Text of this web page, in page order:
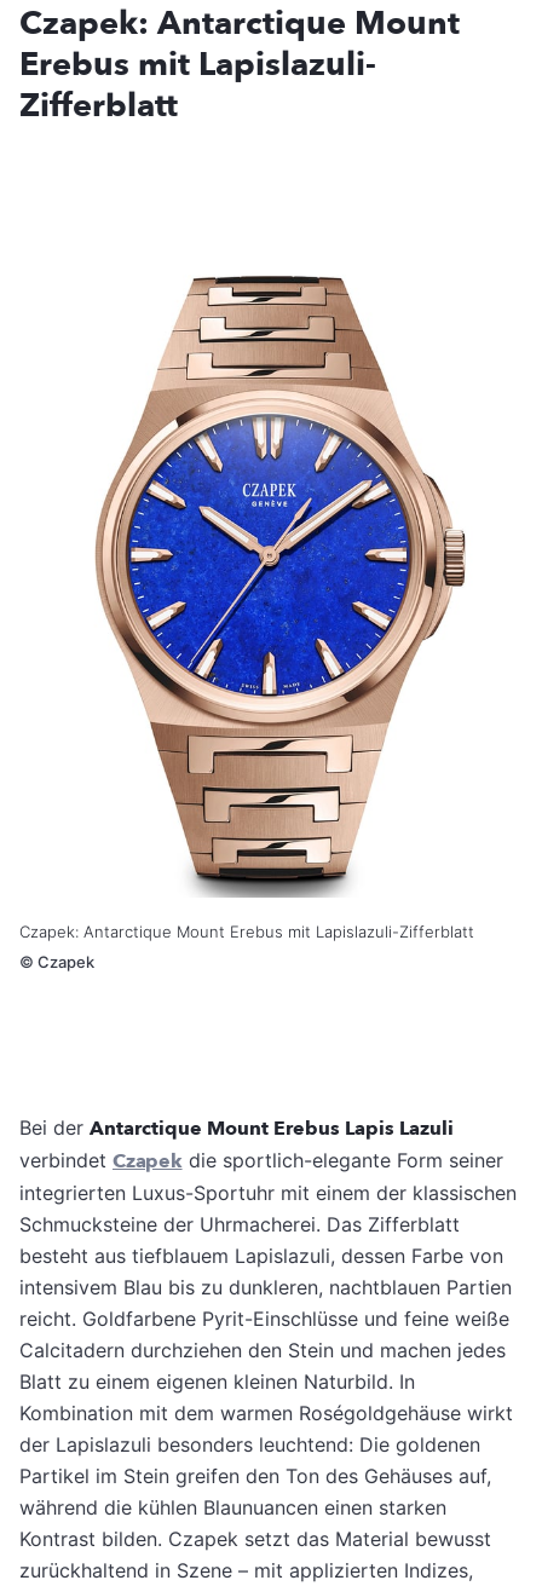
Czapek: Antarctique Mount
Erebus mit Lapislazuli-
Zifferblatt
Czapek: Antarctique Mount Erebus mit Lapislazuli-Zifferblatt
© Czapek
Bei der Antarctique Mount Erebus Lapis Lazuli
verbindet Czapekdie sportlich-elegante Form seiner
integrierten Luxus-Sportuhr mit einem der klassischen
Schmucksteine der Uhrmacherei. Das Zifferblatt
besteht aus tiefblauem Lapislazuli, dessen Farbe von
intensivem Blau bis zu dunkleren, nachtblauen Partien
reicht. Goldfarbene Pyrit-Einschlüsse und feine weiße
Calcitadern durchziehen den Stein und machen jedes
Blatt zu einem eigenen kleinen Naturbild. In
Kombination mit dem warmen Roségoldgehäuse wirkt
der Lapislazuli besonders leuchtend: Die goldenen
Partikel im Stein greifen den Ton des Gehäuses auf,
während die kühlen Blaunuancen einen starken
Kontrast bilden. Czapek setzt das Material bewusst
zurückhaltend in Szene – mit applizierten Indizes,